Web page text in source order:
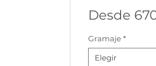
Desde
Gramaje *
Elegir